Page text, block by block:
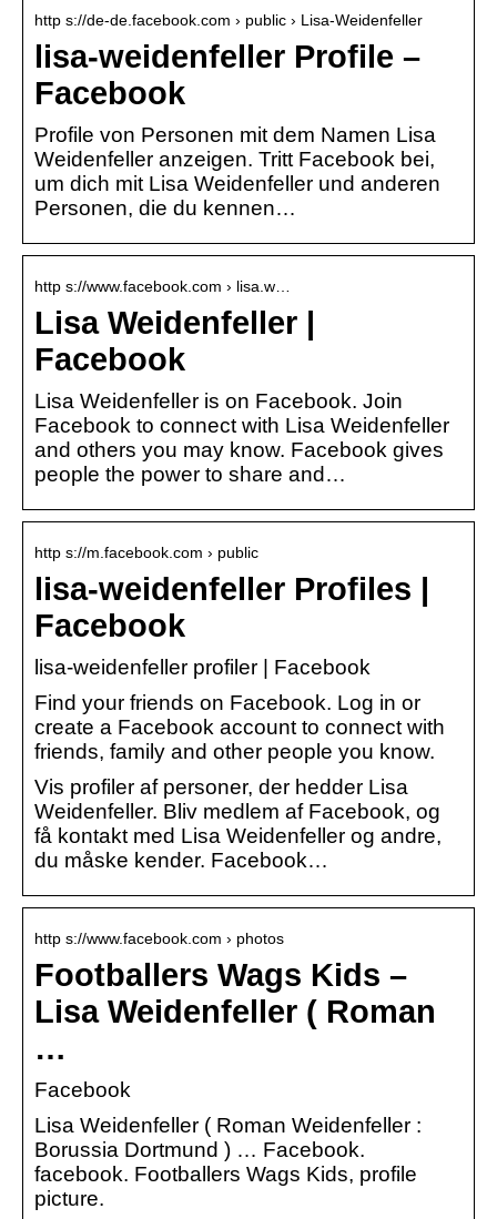
http s://de-de.facebook.com › public › Lisa-Weidenfeller
lisa-weidenfeller Profile –
Facebook
Profile von Personen mit dem Namen Lisa
Weidenfeller anzeigen. Tritt Facebook bei,
um dich mit Lisa Weidenfeller und anderen
Personen, die du kennen…
http s://www.facebook.com › lisa.w…
Lisa Weidenfeller |
Facebook
Lisa Weidenfeller is on Facebook. Join
Facebook to connect with Lisa Weidenfeller
and others you may know. Facebook gives
people the power to share and…
http s://m.facebook.com › public
lisa-weidenfeller Profiles |
Facebook
lisa-weidenfeller profiler | Facebook
Find your friends on Facebook. Log in or
create a Facebook account to connect with
friends, family and other people you know.
Vis profiler af personer, der hedder Lisa
Weidenfeller. Bliv medlem af Facebook, og
få kontakt med Lisa Weidenfeller og andre,
du måske kender. Facebook…
http s://www.facebook.com › photos
Footballers Wags Kids –
Lisa Weidenfeller ( Roman
…
Facebook
Lisa Weidenfeller ( Roman Weidenfeller :
Borussia Dortmund ) … Facebook.
facebook. Footballers Wags Kids, profile
picture.